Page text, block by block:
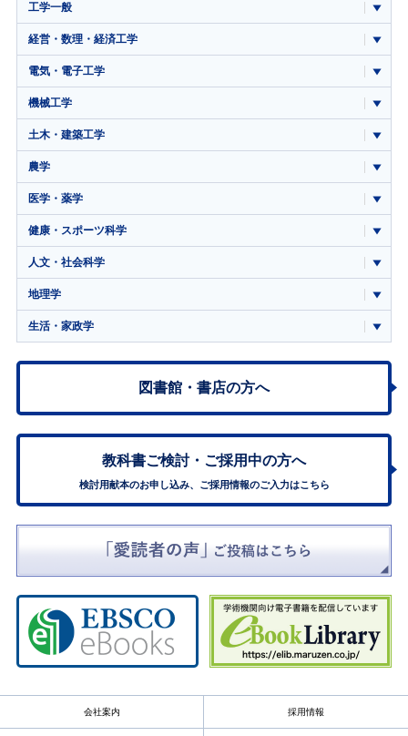
工学一般
経営・数理・経済工学
電気・電子工学
機械工学
土木・建築工学
農学
医学・薬学
健康・スポーツ科学
人文・社会科学
地理学
生活・家政学
図書館・書店の方へ
教科書ご検討・ ご採用中の方へ
検討用献本のお申し込み、ご採用情報のご入力はこちら
会社案内 採用情報